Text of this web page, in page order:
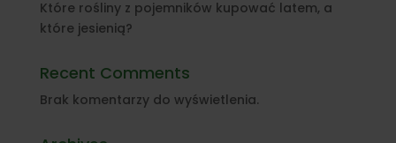
Które rośliny z pojemników kupować latem, a
które jesienią?
Recent Comments
Brak komentarzy do wyświetlenia.